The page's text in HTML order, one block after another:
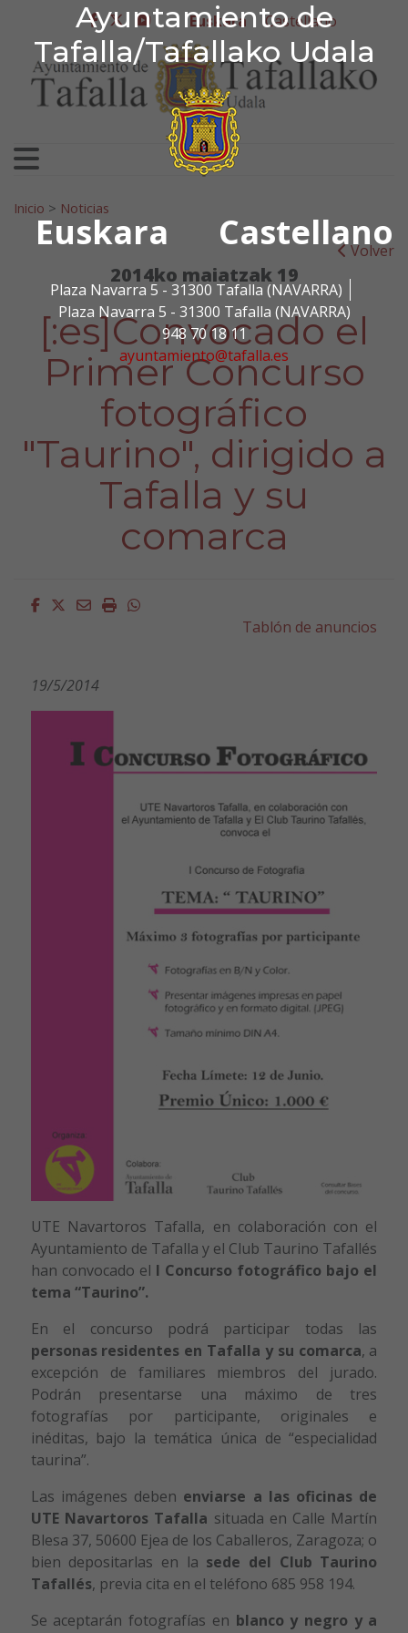
Ayuntamiento de
Tafalla/Tafallako Udala
Euskara Castellano
Plaza Navarra 5 - 31300 Tafalla (NAVARRA)
Plaza Navarra 5 - 31300 Tafalla (NAVARRA)
948 70 18 11
ayuntamiento@tafalla.es
Ir al contenido
Ayuntamiento de
facebook
twitter
youtube
Euskara Castellano
Bilatu:
Inicio > Noticias
Volver
2014ko maiatzak 19
[:es]Convocado el
Primer Concurso
fotográfico
"Taurino", dirigido a
Tafalla y su
comarca
Facebook
Twitter
EmailImprimirWhatsapp
Tablón de anuncios
19/5/2014
UTE Navartoros Tafalla, en colaboración con el
Ayuntamiento de Tafalla y el Club Taurino Tafallés
han convocado el I Concurso fotográfico bajo el
tema “Taurino”.
En el concurso podrá participar todas las
personas residentes en Tafalla y su comarca, a
excepción de familiares miembros del jurado.
Podrán presentarse una máximo de tres
fotografías por participante, originales e
inéditas, bajo la temática única de “especialidad
taurina”.
Las imágenes deben enviarse a las oficinas de
UTE Navartoros Tafalla situada en Calle Martín
Blesa 37, 50600 Ejea de los Caballeros, Zaragoza; o
bien depositarlas en la sede del Club Taurino
Tafallés, previa cita en el teléfono 685 958 194.
Se aceptarán fotografías en blanco y negro y a